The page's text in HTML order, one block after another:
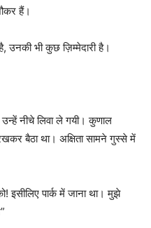
हैं।
उनकी भी कुछ ज़िम्मेदारी है।
नीचे लिवा ले गयी। कुणाल
बैठा था। अक्षिता सामने गुस्से में
इसीलिए पार्क में जाना था। मुझे